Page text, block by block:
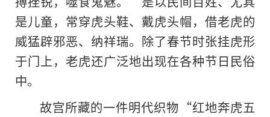
是儿童，常穿虎头鞋、戴虎头帽，借老虎的
威猛辟邪恶、纳祥瑞。除了春节时张挂虎形
于门上，老虎还广泛地出现在各种节日民俗
中。
故宫所藏的一件明代织物“红地奔虎五